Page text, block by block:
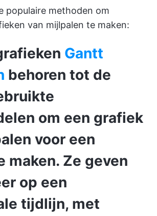
populaire methoden om
van mijlpalen te maken:
Gantt
behoren tot de
om een grafiek
voor een
maken. Ze geven
op een
tijdlijn, met